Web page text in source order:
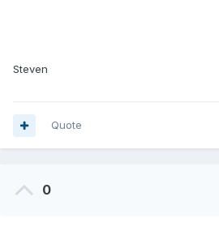
Steven
Quote
0